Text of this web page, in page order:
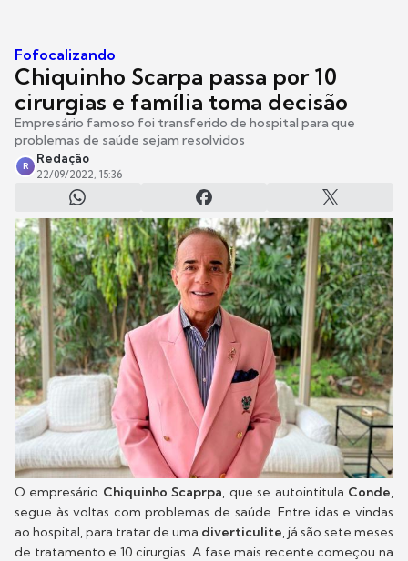
Fofocalizando
Chiquinho Scarpa passa por 10
cirurgias e família toma decisão
Empresário famoso foi transferido de hospital para que
problemas de saúde sejam resolvidos
R
Redação
22/09/2022, 15:36
O empresário Chiquinho Scaprpa, que se autointitula Conde,
segue às voltas com problemas de saúde. Entre idas e vindas
ao hospital, para tratar de uma diverticulite, já são sete meses
de tratamento e 10 cirurgias. A fase mais recente começou na